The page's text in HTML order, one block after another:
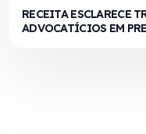
RECEITA ESCLARECE
ADVOCATÍCIOS EM